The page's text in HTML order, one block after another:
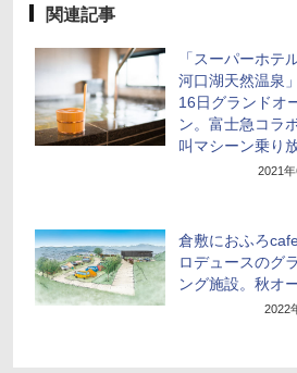
関連記事
「スーパーホテ
河口湖天然温泉
16日グランドオ
ン。富士急コラ
叫マシーン乗り
2021
倉敷におふろ
ロデュースのグ
ング施設。秋オ
2022